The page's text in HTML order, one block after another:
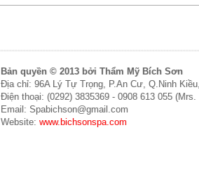
Bản quyền © 2013 bởi Thẩm Mỹ Bích Sơn
Địa chỉ: 96A Lý Tự Trọng, P.An Cư, Q.Ninh
Điện thoại: (0292) 3835369 - 0908 613 055 (Mrs.
Email: Spabichson@gmail.com
Website: www.bichsonspa.com